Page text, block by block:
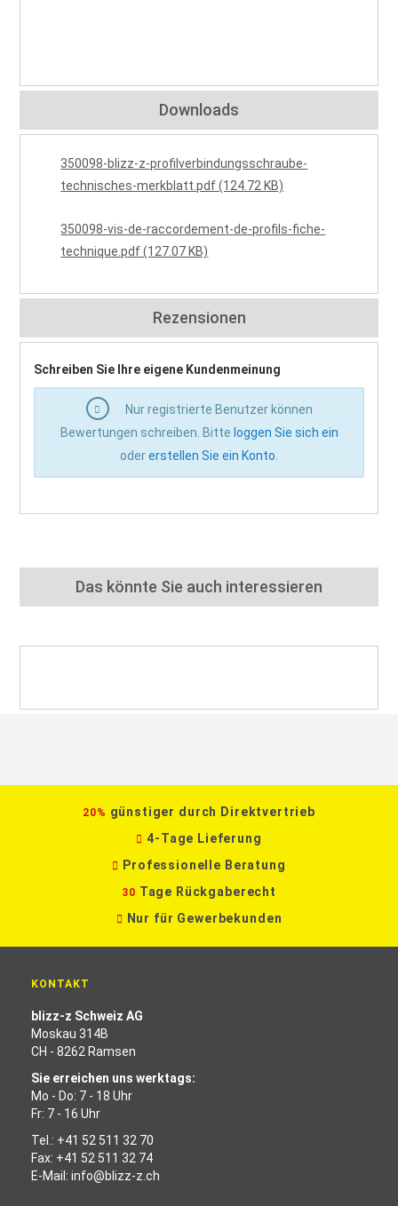
Downloads
350098-blizz-z-profilverbindungsschraube-
technisches-merkblatt.pdf (124.72 KB)
350098-vis-de-raccordement-de-profils-fiche-
technique.pdf (127.07 KB)
Rezensionen
Schreiben Sie Ihre eigene Kundenmeinung
Nur registrierte Benutzer können
Bewertungen schreiben. Bitte loggen Sie sich ein
odererstellen Sie ein Konto
Das könnte Sie auch interessieren
20% günstiger durch Direktvertrieb
4-Tage Lieferung
Professionelle Beratung
30 Tage Rückgaberecht
Nur für Gewerbekunden
KONTAKT
blizz-z Schweiz AG
Moskau 314B
CH - 8262 Ramsen
Sie erreichen uns werktags:
Mo - Do: 7 - 18 Uhr
Fr: 7 - 16 Uhr
Tel.: +41 52 511 32 70
Fax: +41 52 511 32 74
E-Mail: info@blizz-z.ch